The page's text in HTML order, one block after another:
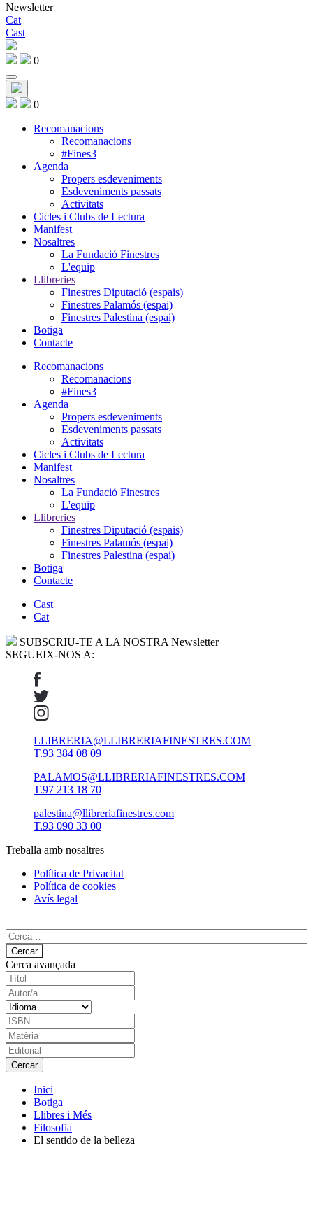
Newsletter
Cat
Cast
0
0
Recomanacions
Recomanacions
#Fines3
Agenda
Propers esdeveniments
Esdeveniments passats
Activitats
Cicles i Clubs de Lectura
Manifest
Nosaltres
La Fundació Finestres
L'equip
Llibreries
Finestres Diputació (espais)
Finestres Palamós (espai)
Finestres Palestina (espai)
Botiga
Contacte
Recomanacions
Recomanacions
#Fines3
Agenda
Propers esdeveniments
Esdeveniments passats
Activitats
Cicles i Clubs de Lectura
Manifest
Nosaltres
La Fundació Finestres
L'equip
Llibreries
Finestres Diputació (espais)
Finestres Palamós (espai)
Finestres Palestina (espai)
Botiga
Contacte
Cast
Cat
SUBSCRIU-TE A LA NOSTRA Newsletter
SEGUEIX-NOS A:
LLIBRERIA@LLIBRERIAFINESTRES.COM
T.93 384 08 09
PALAMOS@LLIBRERIAFINESTRES.COM
T.97 213 18 70
palestina@llibreriafinestres.com
T.93 090 33 00
Treballa amb nosaltres
Política de Privacitat
Política de cookies
Avís legal
Cerca avançada
Inici
Botiga
Llibres i Més
Filosofia
El sentido de la belleza